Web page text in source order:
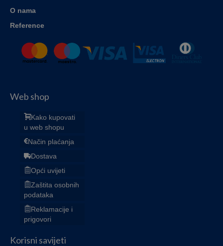
O nama
Reference
Web shop
Kako kupovati
u web shopu
Način plaćanja
Dostava
Opći uvijeti
Zaštita osobnih
podataka
Reklamacije i
prigovori
Korisni savijeti